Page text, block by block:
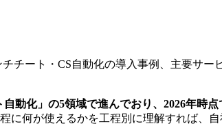
ート・CS自動化の導入事例、主要サー
動化」の5領域で進んでおり、2026年時
に何が使えるかを工程別に理解すれば、